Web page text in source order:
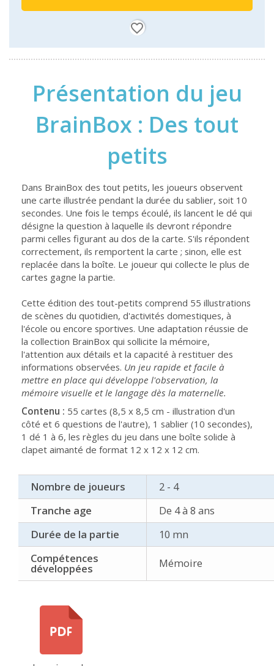
favorite_border
Présentation du jeu
BrainBox : Des tout
petits
Dans BrainBox des tout petits, les joueurs observent
une carte illustrée pendant la durée du sablier, soit 10
secondes. Une fois le temps écoulé, ils lancent le dé qui
désigne la question à laquelle ils devront répondre
parmi celles figurant au dos de la carte. S'ils répondent
correctement, ils remportent la carte ; sinon, elle est
replacée dans la boîte. Le joueur qui collecte le plus de
cartes gagne la partie.
Cette édition des tout-petits comprend 55 illustrations
de scènes du quotidien, d'activités domestiques, à
l'école ou encore sportives. Une adaptation réussie de
la collection BrainBox qui sollicite la mémoire,
l'attention aux détails et la capacité à restituer des
informations observées. Un jeu rapide et facile à
mettre en place qui développe l'observation, la
mémoire visuelle et le langage dès la maternelle.
Contenu : 55 cartes (8,5 x 8,5 cm - illustration d'un
côté et 6 questions de l'autre), 1 sablier (10 secondes),
1 dé 1 à 6, les règles du jeu dans une boîte solide à
clapet aimanté de format 12 x 12 x 12 cm.
Nombre de joueurs
2 - 4
Tranche age
De 4 à 8 ans
Durée de la partie
10 mn
Compétences
développées Mémoire